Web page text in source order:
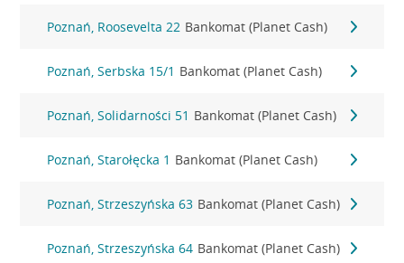
Poznań, Roosevelta 22 Bankomat (Planet Cash)
Poznań, Serbska 15/1 Bankomat (Planet Cash)
Poznań, Solidarności 51 Bankomat (Planet Cash)
Poznań, Starołęcka 1 Bankomat (Planet Cash)
Poznań, Strzeszyńska 63 Bankomat (Planet Cash)
Poznań, Strzeszyńska 64 Bankomat (Planet Cash)